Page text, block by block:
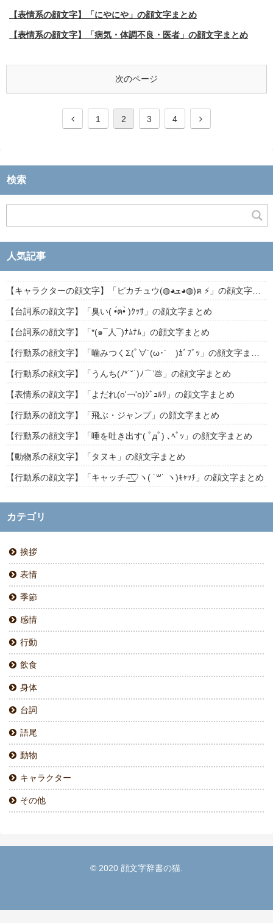
【表情系の顔文字】「にやにや」の顔文字まとめ
【表情系の顔文字】「病気・体調不良・医者」の顔文字まとめ
次のページ
1 2 3 4
検索
人気記事
【台詞系の顔文字】「臭い( •́ฅ•̀ )ｸｯｻ」の顔文字まとめ
【台詞系の顔文字】「*(๑¯人¯)ﾅﾑﾅﾑ」の顔文字まとめ
【行動系の顔文字】「うんち(ﾉ*˙˘˙)ﾉ⌒’💩」の顔文字まとめ
【表情系の顔文字】「よだれ(о'￢'о)ｼﾞｭﾙﾘ」の顔文字まとめ
【行動系の顔文字】「飛ぶ・ジャンプ」の顔文字まとめ
【行動系の顔文字】「唾を吐き出す( ﾟдﾟ) ､ﾍﾟｯ」の顔文字まとめ
【動物系の顔文字】「タヌキ」の顔文字まとめ
【行動系の顔文字】「キャッチ=͟͟͞͞♡ヽ( ˙꒳​˙ ヽ)ｷｬｯﾁ」の顔文字まとめ
カテゴリ
挨拶
表情
季節
感情
行動
飲食
身体
台詞
語尾
動物
キャラクター
その他
© 2020 顔文字辞書の猫.